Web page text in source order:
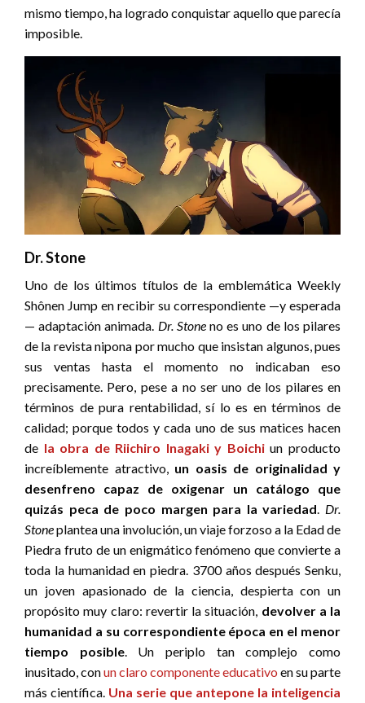
mismo tiempo, ha logrado conquistar aquello que parecía
imposible.
Dr. Stone
Uno de los últimos títulos de la emblemática Weekly
Shônen Jump en recibir su correspondiente —y esperada
— adaptación animada. Dr. Stoneno es uno de los pilares
de la revista nipona por mucho que insistan algunos, pues
sus ventas hasta el momento no indicaban eso
precisamente. Pero, pese a no ser uno de los pilares en
términos de pura rentabilidad, sí lo es en términos de
calidad; porque todos y cada uno de sus matices hacen
de la obra de Riichiro Inagaki y Boichiun producto
increíblemente atractivo, un oasis de originalidad y
desenfreno capaz de oxigenar un catálogo que
quizás peca de poco margen para la variedad
Dr.
Stoneplantea una involución, un viaje forzoso a la Edad de
Piedra fruto de un enigmático fenómeno que convierte a
toda la humanidad en piedra. 3700 años después Senku,
un joven apasionado de la ciencia, despierta con un
propósito muy claro: revertir la situación, devolver a la
humanidad a su correspondiente época en el menor
tiempo posible. Un periplo tan complejo como
inusitado, conun claro componente educativo en su parte
más científica. Una serie que antepone la inteligencia